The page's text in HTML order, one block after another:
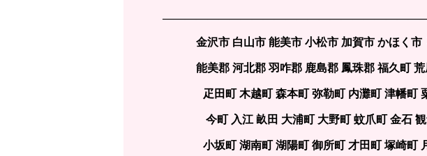
金沢市 白山市 能美市 小松市 加賀市 かほく
能美郡 河北郡 羽咋郡 鹿島郡 鳳珠郡 福久町
疋田町 木越町 森本町 弥勒町 内灘町 津幡町
今町 入江 畝田 大浦町 大野町 蚊爪町 金石
小坂町 湖南町 湖陽町 御所町 才田町 塚崎町